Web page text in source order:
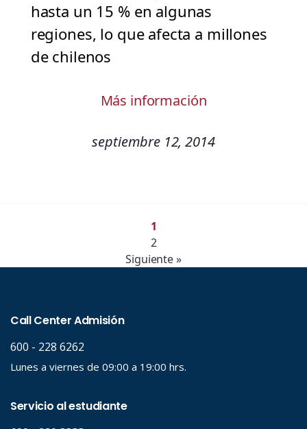
hasta un 15 % en algunas
regiones, lo que afecta a millones
de chilenos
Más información
septiembre 12, 2014
1
2
Siguiente »